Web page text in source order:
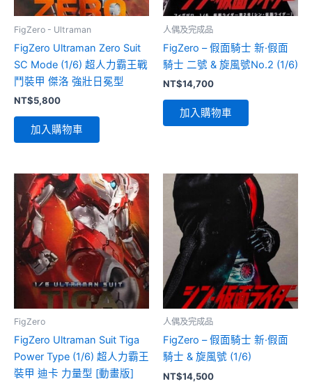
FigZero - Ultraman
FigZero Ultraman Zero Suit
SC Mode (1/6) 超人力霸王戰
鬥裝甲 傑洛 強壯日冕型
NT$5,800
加入購物車
人偶及完成品
FigZero – 假面騎士 新·假面
騎士 二號 & 旋風號No.2 (1/6)
NT$14,700
加入購物車
FigZero
FigZero Ultraman Suit Tiga
Power Type (1/6) 超人力霸王
裝甲 迪卡 力量型 [動畫版]
人偶及完成品
FigZero – 假面騎士 新·假面
騎士 & 旋風號 (1/6)
NT$14,500